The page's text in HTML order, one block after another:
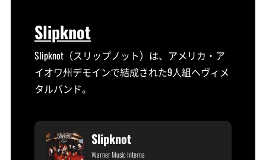
Slipknot
Slipknot（スリップノット）は、アメリカ・ア
イオワ州デモインで結成された9人組ヘヴィメ
タルバンド。
Slipknot
Warner Music Interna